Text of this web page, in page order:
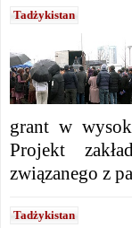
Tadżykistan
grant w
Projekt
związanego z
Tadżykistan